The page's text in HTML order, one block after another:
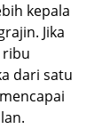
kepala
Jika
ribu
dari satu